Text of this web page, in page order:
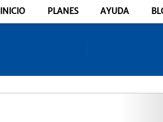
INICIO PLANES AYUDA